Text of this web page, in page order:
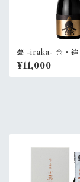
¥11,000